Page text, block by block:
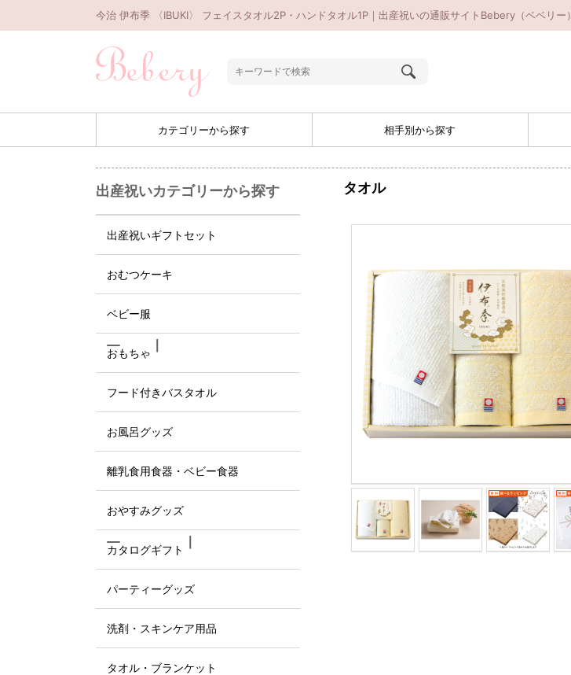
今治 伊布季 〈IBUKI〉 フェイスタオル2P・ハンドタオル1P｜出産祝いの通販サイトBebery（ベベリー）
カテゴリーから探す 相手別から探す
タオル
出産祝いカテゴリーから探す
出産祝いギフトセット
おむつケーキ
ベビー服
おもちゃ
フード付きバスタオル
お風呂グッズ
離乳食用食器・ベビー食器
おやすみグッズ
カタログギフト
パーティーグッズ
洗剤・スキンケア用品
タオル・ブランケット